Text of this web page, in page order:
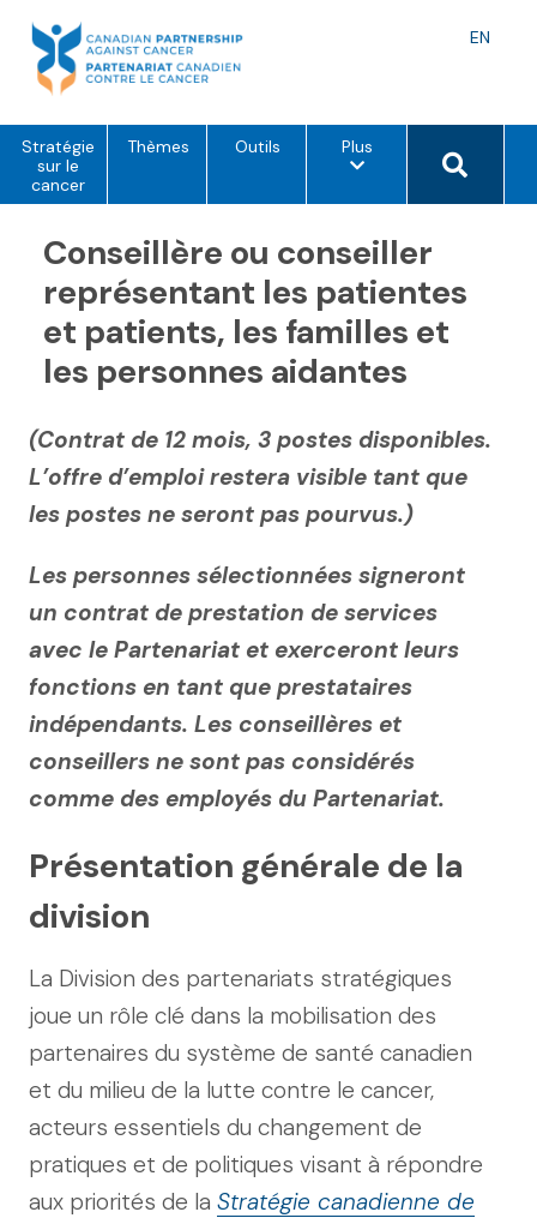
content
EN
Stratégie
sur le
cancer
Thèmes Outils Pluso
i
n
s
d
e
e
u
Search
Conseillère ou conseiller
représentant les patientes
et patients, les familles et
les personnes aidantes
(Contrat de 12 mois, 3 postes disponibles.
L’offre d’emploi restera visible tant que
les postes ne seront pas pourvus.)
Les personnes sélectionnées signeront
un contrat de prestation de services
avec le Partenariat et exerceront leurs
fonctions en tant que prestataires
indépendants. Les conseillères et
conseillers ne sont pas considérés
comme des employés du Partenariat.
Présentation générale de la
division
La Division des partenariats stratégiques
joue un rôle clé dans la mobilisation des
partenaires du système de santé canadien
et du milieu de la lutte contre le cancer,
acteurs essentiels du changement de
pratiques et de politiques visant à répondre
aux priorités de la Stratégie canadienne de